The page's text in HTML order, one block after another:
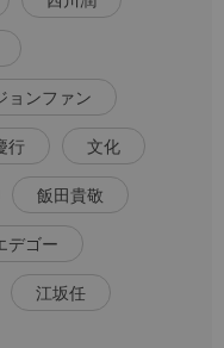
ョンファン
行 文化
飯田貴敬
デゴー
江坂任